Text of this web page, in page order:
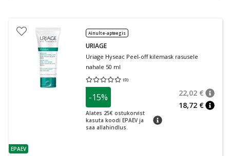
nõuanne
EPAEV
Ainult e-apteegis
URIAGE
Uriage Hyseac Peel-off kilemask rasusele
nahale 50 ml
(0)
Keskmine hinnang 0.00
-15%
Alates 25€ ostukorvist
kasuta koodi EPAEV ja
saa allahindlus.
nõuanne
22,02 €
18,72 €